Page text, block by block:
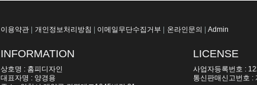
이용약관 개인정보처리방침 이메일무단수집거부 온라인문의 Admin
INFORMATION
상호명 : 홈피디자인
대표자명 : 양경용
LICENSE
사업자등록번호 :
통신판매신고번호 :